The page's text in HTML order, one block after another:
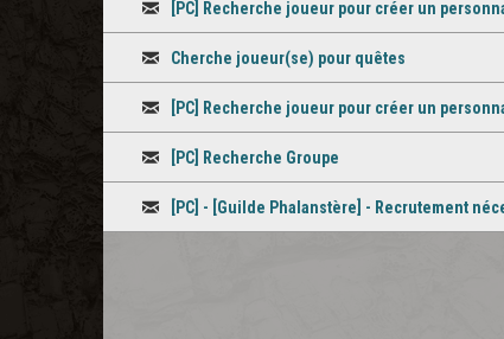
[PC] Recherche joueur pour créer un
Cherche joueur(se) pour quêtes
[PC] Recherche joueur pour créer un
[PC] Recherche Groupe
[PC] - [Guilde Phalanstère] - Recrutement